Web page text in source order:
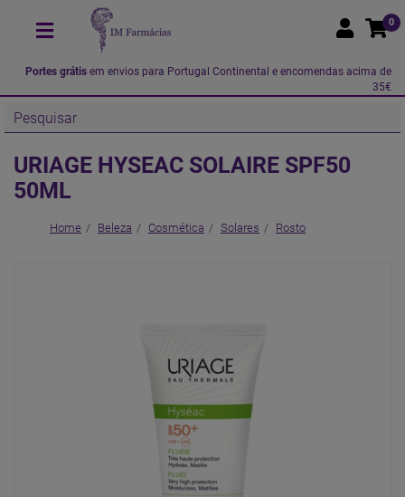
0
Portes grátis em envios para Portugal Continental e encomendas acima de
35€
URIAGE HYSEAC SOLAIRE SPF50
50ML
Home Beleza Cosmética Solares Rosto